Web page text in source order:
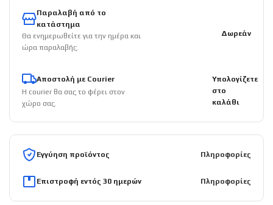
Παραλαβή από το
κατάστημα
Θα ενημερωθείτε για την ημέρα και
ώρα παραλαβής.
Δωρεάν
Αποστολή με Courier
Η courier θα σας το φέρει στον
χώρο σας.
Υπολογίζετε
στο
καλάθι
Εγγύηση προϊόντος Πληροφορίες
Επιστροφή εντός 30 ημερών Πληροφορίες